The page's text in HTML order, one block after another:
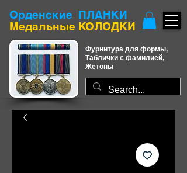
Орденские ПЛАНКИ
​Медальные КОЛОДКИ
Фурнитура для формы,
Таблички с фамилией,
Жетоны